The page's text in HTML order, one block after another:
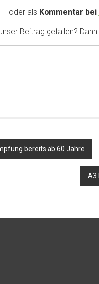
oder als Kommentar bei
Beitrag gefallen? Dann
bereits ab 60 Jahre
A3